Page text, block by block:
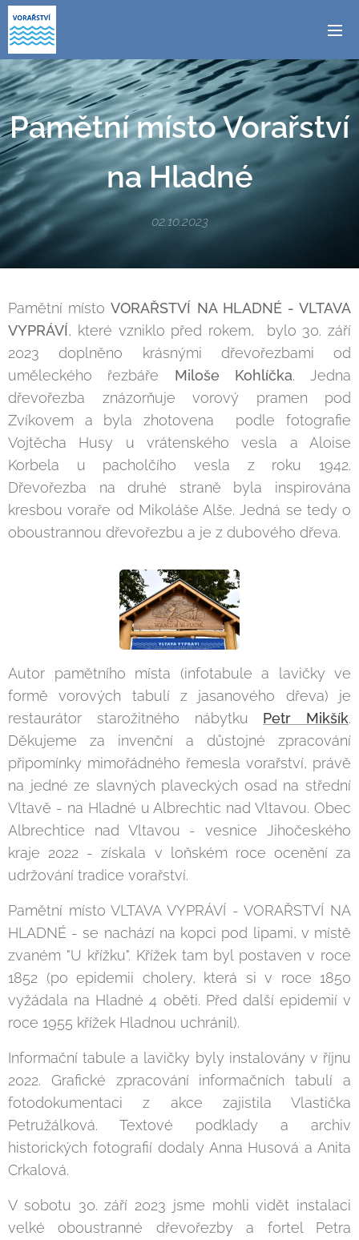
Pamětní místo Vorařství
na Hladné
02.10.2023
Pamětní místoVORAŘSTVÍ NA HLADNÉ - VLTAVA
VYPRÁVÍ, které vzniklo před rokem, bylo 30. září
2023 doplněno krásnými dřevořezbami od
uměleckého řezbáře Miloše Kohlíčka. Jedna
dřevořezba znázorňuje vorový pramen pod
Zvíkovem a byla zhotovena podle fotografie
Vojtěcha Husy u vrátenského vesla a Aloise
Korbela u pacholčího vesla z roku 1942.
Dřevořezba na druhé straně byla inspirována
kresbou voraře od Mikoláše Alše. Jedná se tedy o
oboustrannou dřevořezbu a je z dubového dřeva.
Autor pamětního místa (infotabule a lavičky ve
formě vorových tabulí z jasanového dřeva) je
restaurátor starožitného nábytku Petr Mikšík.
Děkujeme za invenční a důstojné zpracování
připomínky mimořádného řemesla vorařství, právě
na jedné ze slavných plaveckých osad na střední
Vltavě - na Hladné u Albrechtic nad Vltavou. Obec
Albrechtice nad Vltavou - vesnice Jihočeského
kraje 2022 - získala v loňském roce ocenění za
udržování tradice vorařství.
Pamětní místo VLTAVA VYPRÁVÍ - VORAŘSTVÍ NA
HLADNÉ - se nachází na kopci pod lipami, v místě
zvaném "U křížku". Křížek tam byl postaven v roce
1852 (po epidemii cholery, která si v roce 1850
vyžádala na Hladné 4 oběti. Před další epidemií v
roce 1955 křížek Hladnou uchránil).
Informační tabule a lavičky byly instalovány v říjnu
2022. Grafické zpracování informačních tabulí a
fotodokumentaci z akce zajistila Vlastička
Petružálková. Textové podklady a archiv
historických fotografií dodaly Anna Husová a Anita
Crkalová.
V sobotu 30. září 2023 jsme mohli vidět instalaci
velké oboustranné dřevořezby a fortel Petra